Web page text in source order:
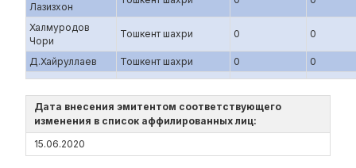
Лазизхон
Халмуродов
Чори
Тошкент шахри 0 0
Д.Хайруллаев Тошкент шахри 0 0
Дата внесения эмитентом соответствующего
изменения в список аффилированных лиц:
15.06.2020